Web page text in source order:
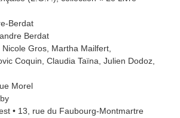
Berdat
Berdat
Gros, Martha Mailfert,
Coquin, Claudia Taïna, Julien Dodoz,
Morel
• 13, rue du Faubourg-Montmartre